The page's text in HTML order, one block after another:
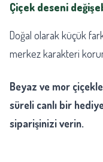
Çiçek deseni
Doğal olarak küçük
merkez karakteri
Beyaz ve mor
süreli canlı bir
siparişinizi verin.